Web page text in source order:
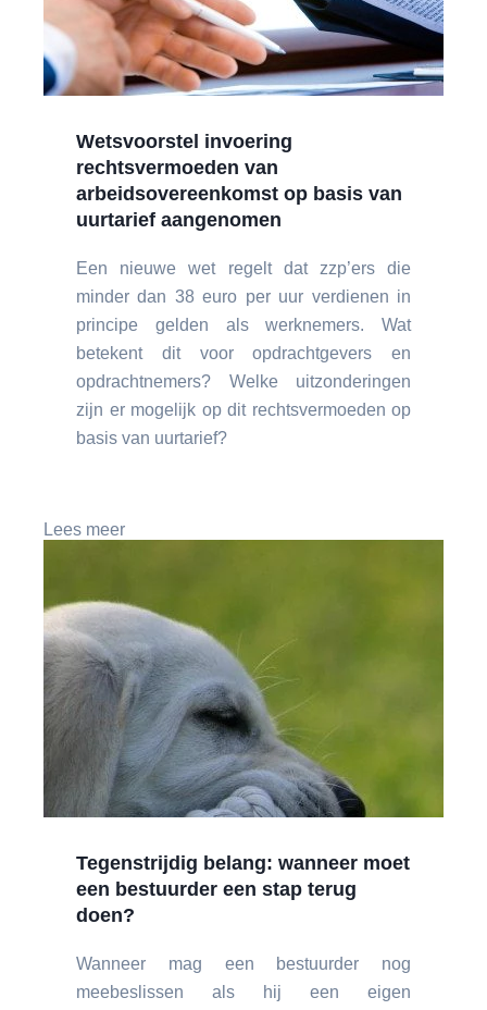
Wetsvoorstel invoering
rechtsvermoeden van
arbeidsovereenkomst op basis van
uurtarief aangenomen
Een nieuwe wet regelt dat zzp’ers die
minder dan 38 euro per uur verdienen in
principe gelden als werknemers. Wat
betekent dit voor opdrachtgevers en
opdrachtnemers? Welke uitzonderingen
zijn er mogelijk op dit rechtsvermoeden op
basis van uurtarief?
Lees meer
Tegenstrijdig belang: wanneer moet
een bestuurder een stap terug
doen?
Wanneer mag een bestuurder nog
meebeslissen als hij een eigen